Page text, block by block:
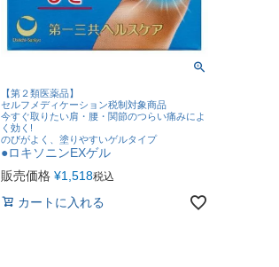
【第２類医薬品】
セルフメディケーション税制対象商品
今すぐ取りたい肩・腰・関節のつらい痛みによ
く効く!
のびがよく、塗りやすいゲルタイプ
●ロキソニンEXゲル
販売価格 ¥1,518税込
カートに入れる